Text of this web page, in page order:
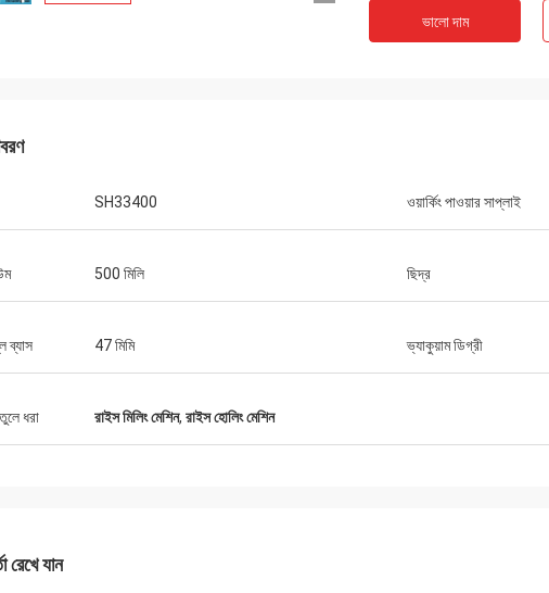
ভালো দাম
SH33400 ওয়ার্কিং পাওয়ার সাপ্লাই
500 মিলি ছিদ্র
ব্যাস 47 মিমি ভ্যাকুয়াম ডিগ্রী
ধরা রাইস মিলিং মেশিন, রাইস হোলিং মেশিন
রেখে যান